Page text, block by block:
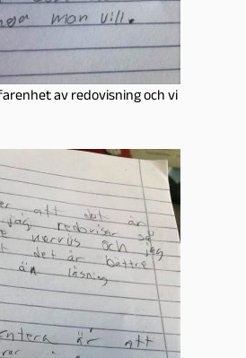
av redovisning och vi